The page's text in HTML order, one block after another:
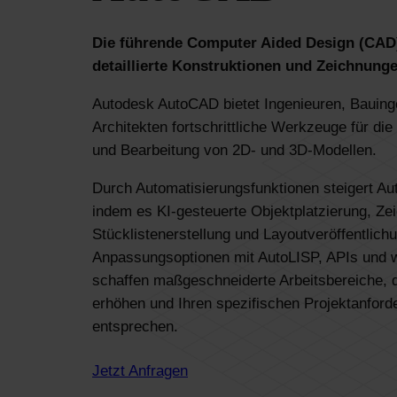
Die führende Computer Aided Design
detaillierte Konstruktionen und
Autodesk AutoCAD bietet Ingenieuren,
Architekten fortschrittliche Werkzeuge für
und Bearbeitung von 2D- und 3D-Modellen.
Durch Automatisierungsfunktionen steigert
indem es KI-gesteuerte Objektplatzierung,
Stücklistenerstellung und
Anpassungsoptionen mit AutoLISP, APIs und
schaffen maßgeschneiderte Arbeitsbereiche,
erhöhen und Ihren spezifischen
entsprechen.
Jetzt Anfragen